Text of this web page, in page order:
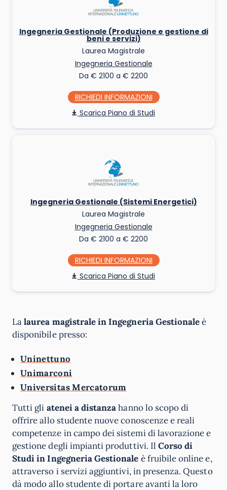
Ingegneria Gestionale (Produzione e gestione di
beni e servizi)
Laurea Magistrale
Ingegneria Gestionale
Da € 2100 a € 2200
RICHIEDI INFO
Piano di Studi
Ingegneria Gestionale (Sistemi Energetici)
Laurea Magistrale
Ingegneria Gestionale
Da € 2100 a € 2200
RICHIEDI INFO
Piano di Studi
Lalaurea magistrale in Ingegneria Gestionaleè
disponibile presso:
Uninettuno
Unimarconi
Universitas Mercatorum
Tutti gli atenei a distanzahanno lo scopo di
offrire allo studente nuove conoscenze e reali
competenze in campo dei sistemi di lavorazione e
gestione degli impianti produttivi. Il Corso di
Studi in Ingegneria Gestionale è fruibile online e,
attraverso i servizi aggiuntivi, in presenza. Questo
dà modo allo studente di portare avanti la loro